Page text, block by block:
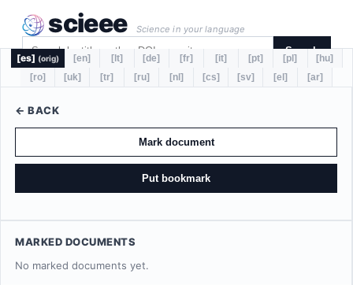
scieee Science in your language
Search
[es] (orig) [en] [lt] [de] [fr] [it] [pt] [pl]
[hu]
[ro]
[uk] [tr] [ru] [nl] [cs] [sv] [el] [ar]
← BACK
Mark document
Put bookmark
MARKED DOCUMENTS
No marked documents yet.